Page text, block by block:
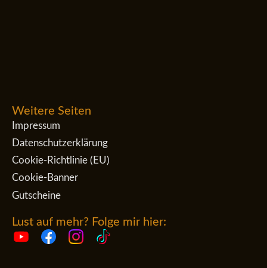
Weitere Seiten
Impressum
Datenschutzerklärung
Cookie-Richtlinie (EU)
Cookie-Banner
Gutscheine
Lust auf mehr? Folge mir hier: